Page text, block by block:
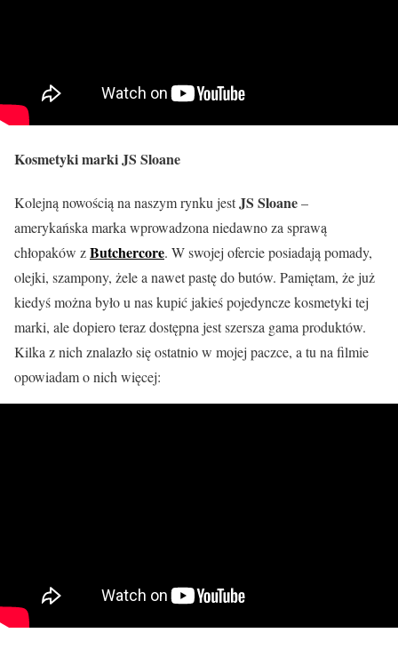
Kosmetyki marki JS Sloane
Kolejną nowością na naszym rynku jestJS Sloane–
amerykańska marka wprowadzona niedawno za sprawą
chłopaków zButchercore. W swojej ofercie posiadają pomady,
olejki, szampony, żele a nawet pastę do butów. Pamiętam, że już
kiedyś można było u nas kupić jakieś pojedyncze kosmetyki tej
marki, ale dopiero teraz dostępna jest szersza gama produktów.
Kilka z nich znalazło się ostatnio w mojej paczce, a tu na filmie
opowiadam o nich więcej: